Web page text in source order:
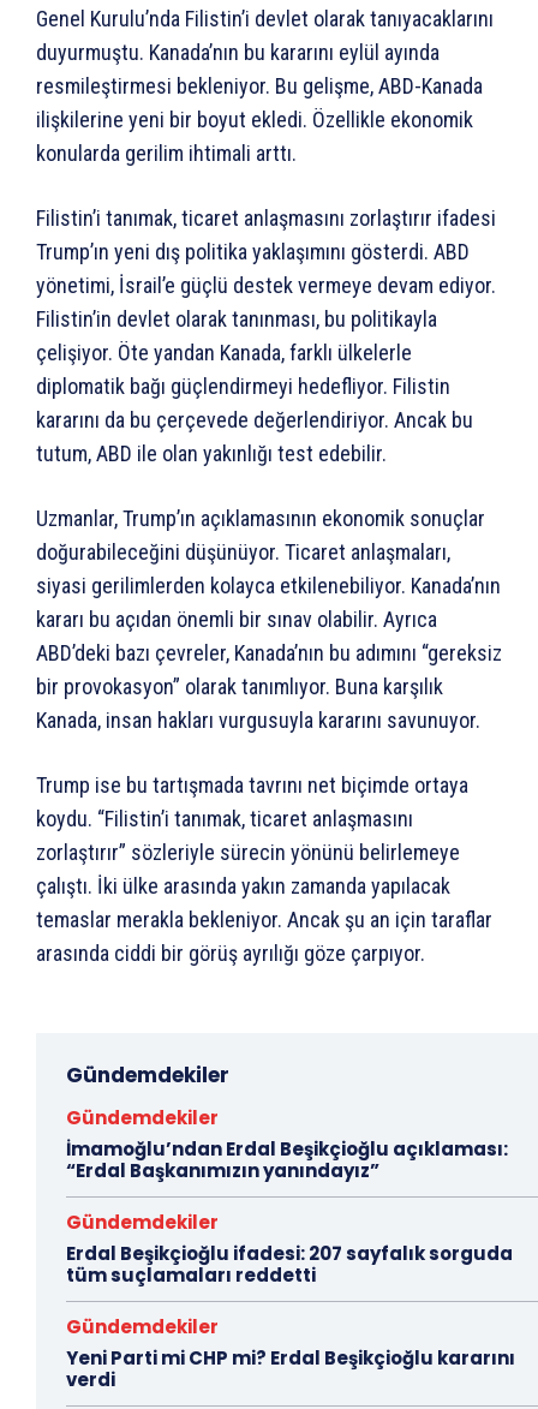
Genel Kurulu’nda Filistin’i devlet olarak tanıyacaklarını
duyurmuştu. Kanada’nın bu kararını eylül ayında
resmileştirmesi bekleniyor. Bu gelişme, ABD-Kanada
ilişkilerine yeni bir boyut ekledi. Özellikle ekonomik
konularda gerilim ihtimali arttı.
Filistin’i tanımak, ticaret anlaşmasını zorlaştırır ifadesi
Trump’ın yeni dış politika yaklaşımını gösterdi. ABD
yönetimi, İsrail’e güçlü destek vermeye devam ediyor.
Filistin’in devlet olarak tanınması, bu politikayla
çelişiyor. Öte yandan Kanada, farklı ülkelerle
diplomatik bağı güçlendirmeyi hedefliyor. Filistin
kararını da bu çerçevede değerlendiriyor. Ancak bu
tutum, ABD ile olan yakınlığı test edebilir.
Uzmanlar, Trump’ın açıklamasının ekonomik sonuçlar
doğurabileceğini düşünüyor. Ticaret anlaşmaları,
siyasi gerilimlerden kolayca etkilenebiliyor. Kanada’nın
kararı bu açıdan önemli bir sınav olabilir. Ayrıca
ABD’deki bazı çevreler, Kanada’nın bu adımını “gereksiz
bir provokasyon” olarak tanımlıyor. Buna karşılık
Kanada, insan hakları vurgusuyla kararını savunuyor.
Trump ise bu tartışmada tavrını net biçimde ortaya
koydu. “Filistin’i tanımak, ticaret anlaşmasını
zorlaştırır” sözleriyle sürecin yönünü belirlemeye
çalıştı. İki ülke arasında yakın zamanda yapılacak
temaslar merakla bekleniyor. Ancak şu an için taraflar
arasında ciddi bir görüş ayrılığı göze çarpıyor.
Gündemdekiler
Gündemdekiler
İmamoğlu’ndan Erdal Beşikçioğlu açıklaması:
“Erdal Başkanımızın yanındayız”
Gündemdekiler
Erdal Beşikçioğlu ifadesi: 207 sayfalık sorguda
tüm suçlamaları reddetti
Gündemdekiler
Yeni Parti mi CHP mi? Erdal Beşikçioğlu kararını
verdi